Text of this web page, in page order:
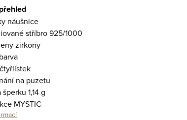
náušnice
stříbro 925/1000
zirkony
na puzetu
1,14 g
MYSTIC